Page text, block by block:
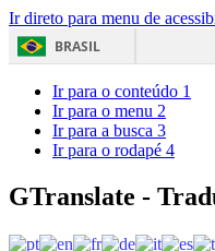
Ir direto para menu de
BRASIL
Ir para o conteúdo 1
Ir para o menu 2
Ir para a busca 3
Ir para o rodapé 4
GTranslate -